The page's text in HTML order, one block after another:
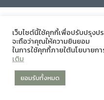
เว็บไซต์นี้ใช้คุกกี้เพื่อปรับปรุงป
จะถือว่าคุณให้ความยินยอม
ในการใช้คุกกี้ภายใต้นโยบายกา
เติม
ยอมรับทั้งหมด